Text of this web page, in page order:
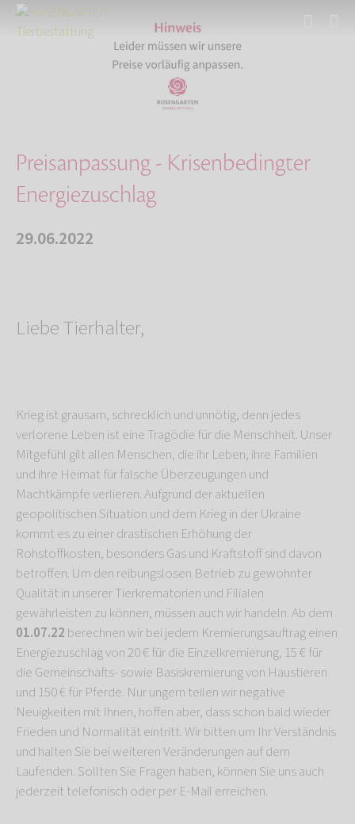
Aktuelles
Preisanpassung - Krisenbedingter Energiezusch…
Preisanpassung - Krisenbedingter
Energiezuschlag
29.06.2022
Liebe Tierhalter,
Krieg ist grausam, schrecklich und unnötig, denn jedes
verlorene Leben ist eine Tragödie für die Menschheit. Unser
Mitgefühl gilt allen Menschen, die ihr Leben, ihre Familien
und ihre Heimat für falsche Überzeugungen und
Machtkämpfe verlieren. Aufgrund der aktuellen
geopolitischen Situation und dem Krieg in der Ukraine
kommt es zu einer drastischen Erhöhung der
Rohstoffkosten, besonders Gas und Kraftstoff sind davon
betroffen. Um den reibungslosen Betrieb zu gewohnter
Qualität in unserer Tierkrematorien und Filialen
gewährleisten zu können, müssen auch wir handeln. Ab dem
01.07.22 berechnen wir bei jedem Kremierungsauftrag einen
Energiezuschlag von 20 € für die Einzelkremierung, 15 € für
die Gemeinschafts- sowie Basiskremierung von Haustieren
und 150 € für Pferde. Nur ungern teilen wir negative
Neuigkeiten mit Ihnen, hoffen aber, dass schon bald wieder
Frieden und Normalität eintritt. Wir bitten um Ihr Verständnis
und halten Sie bei weiteren Veränderungen auf dem
Laufenden. Sollten Sie Fragen haben, können Sie uns auch
jederzeit telefonisch oder per E-Mail erreichen.